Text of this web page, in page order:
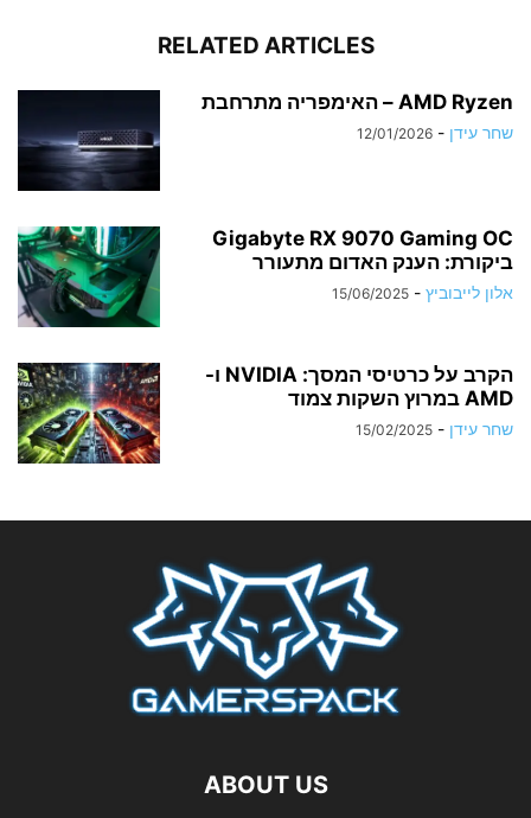
RELATED ARTICLES
AMD Ryzen – האימפריה מתרחבת
שחר עידן -
12/01/2026
Gigabyte RX 9070 Gaming OC
ביקורת: הענק האדום מתעורר
אלון לייבוביץ -
15/06/2025
הקרב על כרטיסי המסך: NVIDIA ו-
AMD במרוץ השקות צמוד
שחר עידן -
15/02/2025
ABOUT US